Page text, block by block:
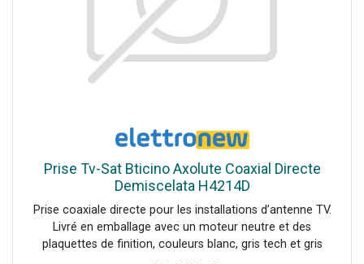
Prise Tv-Sat Bticino Axolute Coaxial Directe
Demiscelata H4214D
Prise coaxiale directe pour les installations d’antenne TV.
Livré en emballage avec un moteur neutre et des
plaquettes de finition, couleurs blanc, gris tech et gris
anthracite.